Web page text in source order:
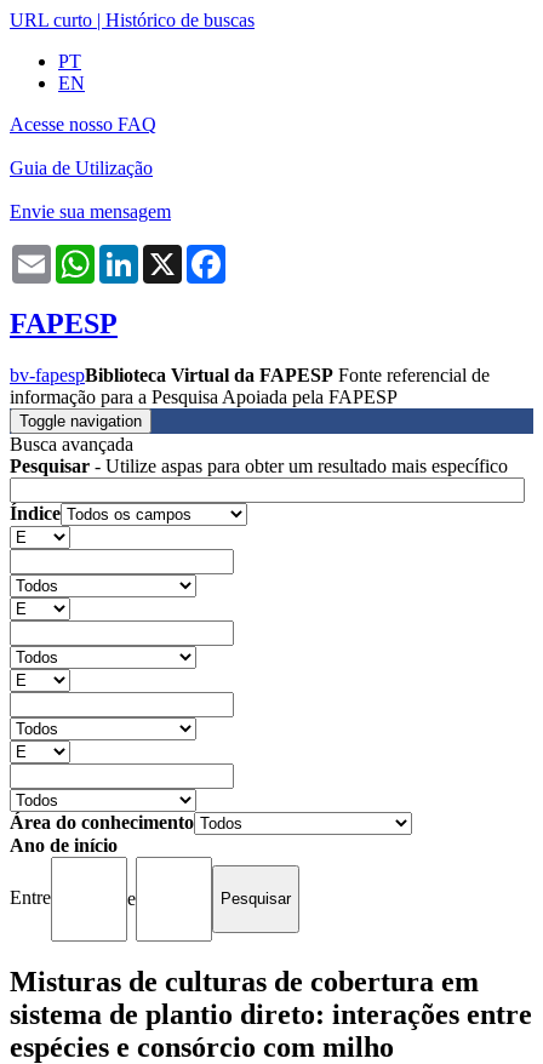
URL curto | Histórico de buscas
PT
EN
Acesse nosso FAQ
Guia de Utilização
Envie sua mensagem
Email WhatsAppLinkedIn
X
FAPESP
bv-fapespBiblioteca Virtual da FAPESP Fonte referencial de
informação para a Pesquisa Apoiada pela FAPESP
Toggle navigation
Busca avançada
Pesquisar - Utilize aspas para obter um resultado mais específico
Índice
Área do conhecimento
Ano de início
Entre e
Misturas de culturas de cobertura em
sistema de plantio direto: interações entre
espécies e consórcio com milho